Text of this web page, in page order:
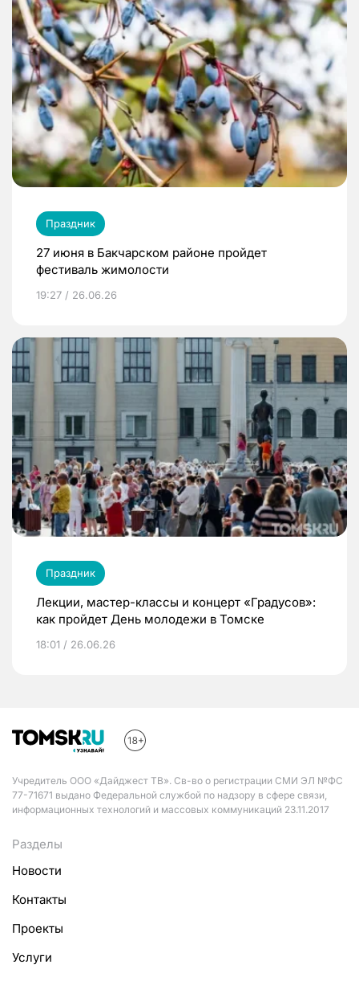
Праздник
27 июня в Бакчарском районе пройдет
фестиваль жимолости
19:27 / 26.06.26
Праздник
Лекции, мастер-классы и концерт «Градусов»:
как пройдет День молодежи в Томске
18:01 / 26.06.26
Учредитель ООО «Дайджест ТВ». Св-во о регистрации СМИ ЭЛ №ФС
77-71671 выдано Федеральной службой по надзору в сфере связи,
информационных технологий и массовых коммуникаций 23.11.2017
Разделы
Новости
Контакты
Проекты
Услуги